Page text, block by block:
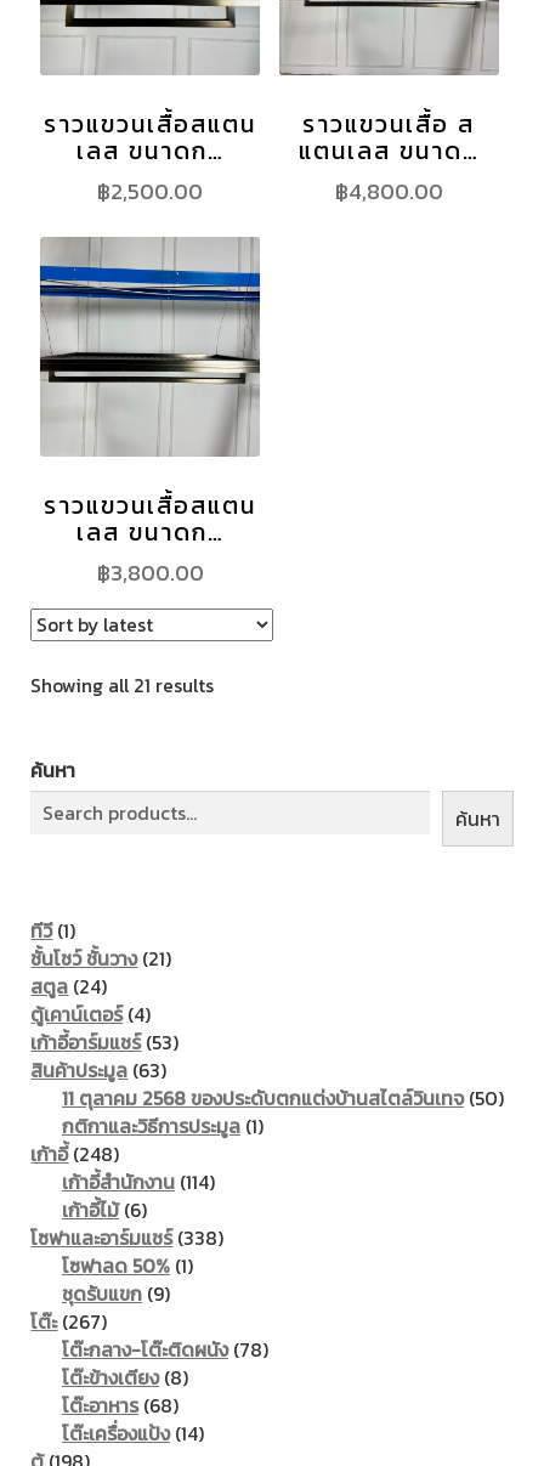
ราวแขวนเสื้อสแตน
เลส ขนาดก…
฿2,500.00
ราวแขวนเสื้อ ส
แตนเลส ขนาด…
฿4,800.00
ราวแขวนเสื้อสแตน
เลส ขนาดก…
฿3,800.00
Showing all 21 results
ค้นหา
ค้นหา
ทีวี 11
product
ชั้นโชว์ ชั้นวาง 2121
สตูล 2424
products
ตู้เคาน์เตอร์ 44
products
เก้าอี้อาร์มแชร์ 5353
สินค้าประมูล 6363
products
11 ตุลาคม 2568 ของประดับตกแต่งบ้านสไตล์วินเทจ 5050
กติกาและวิธีการประมูล 11
เก้าอี้ 248248
products
เก้าอี้สำนักงาน 114114
เก้าอี้ไม้ 66
products
โซฟาและอาร์มแชร์ 338338
โซฟาลด 50% 11
ชุดรับแขก 99
โต๊ะ 267267
products
โต๊ะกลาง-โต๊ะติดผนัง 7878
โต๊ะข้างเตียง 88
โต๊ะอาหาร 6868
products
โต๊ะเครื่องแป้ง 1414